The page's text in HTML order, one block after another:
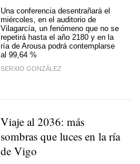
Una conferencia desentrañará el
miércoles, en el auditorio de
Vilagarcía, un fenómeno que no se
repetirá hasta el año 2180 y en la
ría de Arousa podrá contemplarse
al 99,64 %
SERXIO GONZÁLEZ
Viaje al 2036: más
sombras que luces en la ría
de Vigo